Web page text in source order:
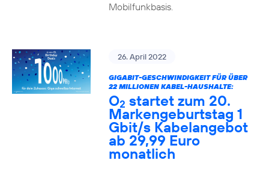
Mobilfunkbasis.
26. April 2022
GIGABIT-GESCHWINDIGKEIT FÜR ÜBER
22 MILLIONEN KABEL-HAUSHALTE:
O2 startet zum 20.
Markengeburtstag 1
Gbit/s Kabelangebot
ab 29,99 Euro
monatlich